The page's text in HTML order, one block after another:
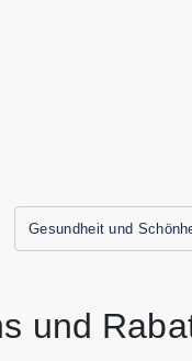
Gesundheit und
und